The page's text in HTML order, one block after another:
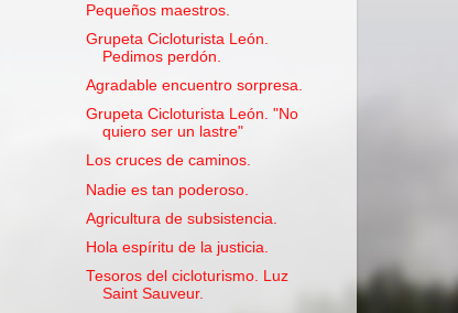
Pequeños maestros.
Grupeta Cicloturista León.
Pedimos perdón.
Agradable encuentro sorpresa.
Grupeta Cicloturista León. "No
quiero ser un lastre"
Los cruces de caminos.
Nadie es tan poderoso.
Agricultura de subsistencia.
Hola espíritu de la justicia.
Tesoros del cicloturismo. Luz
Saint Sauveur.